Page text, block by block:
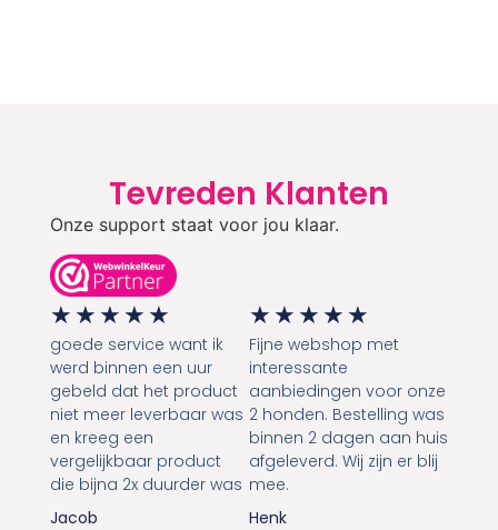
Tevreden Klanten
Onze support staat voor jou klaar.
★ ★ ★ ★ ★
goede service want ik
werd binnen een uur
gebeld dat het product
niet meer leverbaar was
en kreeg een
vergelijkbaar product
die bijna 2x duurder was
Jacob
★ ★ ★ ★ ★
Fijne webshop met
interessante
aanbiedingen voor onze
2 honden. Bestelling was
binnen 2 dagen aan huis
afgeleverd. Wij zijn er blij
mee.
Henk